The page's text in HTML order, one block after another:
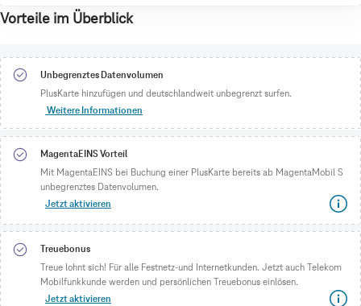
Vorteile im Überblick
Unbegrenztes Datenvolumen
PlusKarte hinzufügen und deutschlandweit unbegrenzt surfen.
Weitere Informationen
MagentaEINS Vorteil
Mit MagentaEINS bei Buchung einer PlusKarte bereits ab MagentaMobil S
unbegrenztes Datenvolumen.
Jetzt aktivieren
Treuebonus
Treue lohnt sich! Für alle Festnetz-und Internetkunden. Jetzt auch Telekom
Mobilfunkkunde werden und persönlichen Treuebonus einlösen.
Jetzt aktivieren